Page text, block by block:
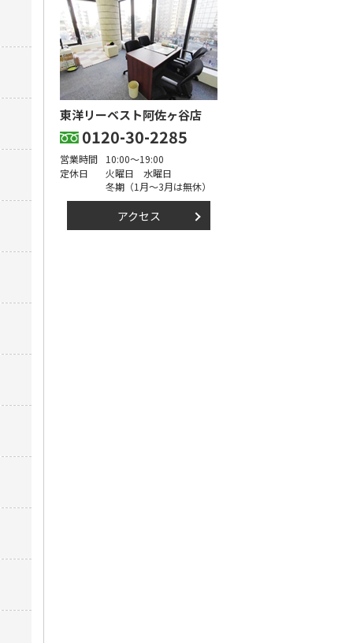
東洋リーベスト阿佐ヶ谷店
0120-30-2285
営業時間
10:00～19:00
定休日
火曜日 水曜日
冬期（1月～3月は無休）
アクセス